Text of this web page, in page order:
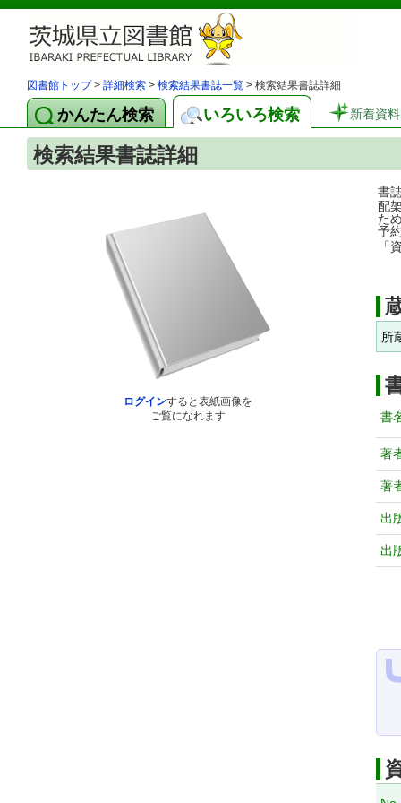
図書館トップ> 詳細検索 > 検索結果書誌一覧 > 検索結果書誌詳細
かんたん検索 いろいろ検索 新着資料
検索結果書誌詳細
ログインすると表紙画像を
ご覧になれます
書
配
た
予
「
所
書
著
著
出
出